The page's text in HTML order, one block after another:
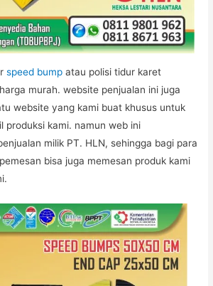
speed bump atau polisi tidur karet
murah. website penjualan ini juga
website yang kami buat khusus untuk
produksi kami. namun web ini
milik PT. HLN, sehingga bagi para
bisa juga memesan produk kami